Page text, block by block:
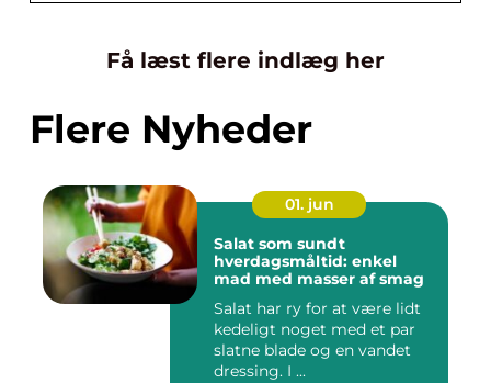
Få læst flere indlæg her
Flere Nyheder
01. jun
Salat som sundt
hverdagsmåltid: enkel
mad med masser af smag
Salat har ry for at være lidt
kedeligt noget med et par
slatne blade og en vandet
dressing. I ...